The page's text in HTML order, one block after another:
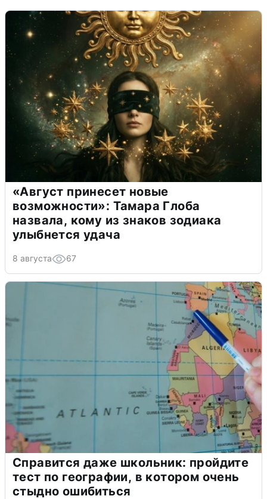
«Август принесет новые
возможности»: Тамара Глоба
назвала, кому из знаков зодиака
улыбнется удача
8 августа 67
Справится даже школьник: пройдите
тест по географии, в котором очень
стыдно ошибиться